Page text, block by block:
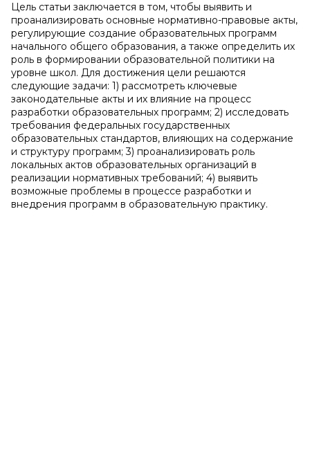
Цель статьи заключается в том, чтобы выявить и
проанализировать основные нормативно-правовые акты,
регулирующие создание образовательных программ
начального общего образования, а также определить их
роль в формировании образовательной политики на
уровне школ. Для достижения цели решаются
следующие задачи: 1) рассмотреть ключевые
законодательные акты и их влияние на процесс
разработки образовательных программ; 2) исследовать
требования федеральных государственных
образовательных стандартов, влияющих на содержание
и структуру программ; 3) проанализировать роль
локальных актов образовательных организаций в
реализации нормативных требований; 4) выявить
возможные проблемы в процессе разработки и
внедрения программ в образовательную практику.